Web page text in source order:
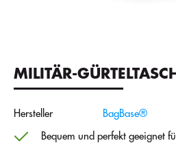
MILITÄR-
Hersteller BagBase®
Bequem und perfekt geeignet